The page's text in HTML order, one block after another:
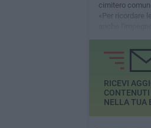
cimitero
«Per ricordare
RICEVI
NELLA TUA